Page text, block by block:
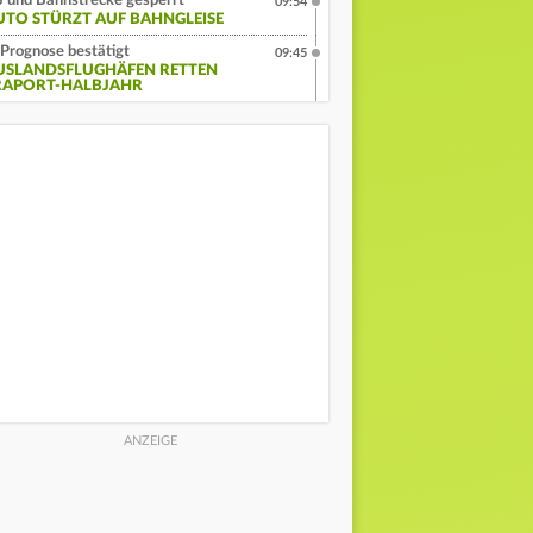
STÜRZT AUF BAHNGLEISE
Prognose bestätigt
RETTEN
HALBJAHR
09:45